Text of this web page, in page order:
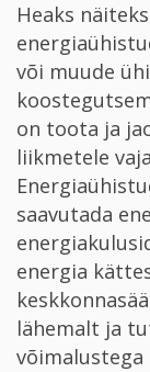
Heaks
või muude
on toota ja
liikmetele
saavutada
energia
lähemalt ja
võimalustega